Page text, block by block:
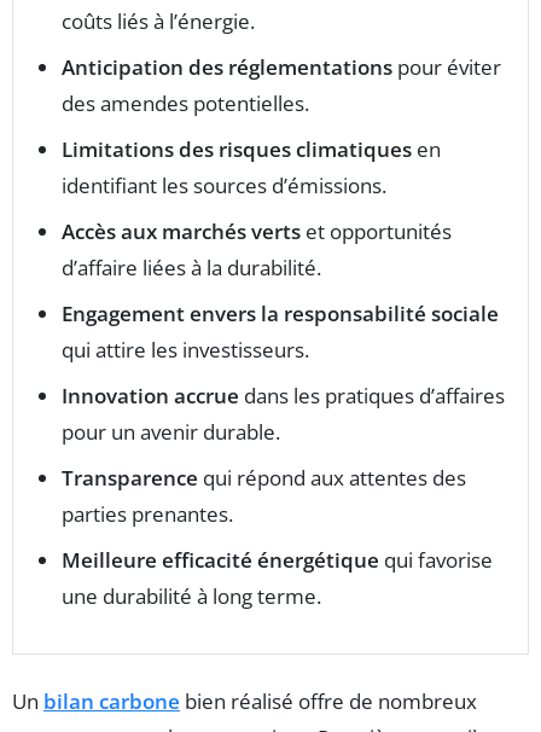
coûts liés à l’énergie.
Anticipation des réglementations pour éviter
des amendes potentielles.
Limitations des risques climatiques en
identifiant les sources d’émissions.
Accès aux marchés verts et opportunités
d’affaire liées à la durabilité.
Engagement envers la responsabilité sociale
qui attire les investisseurs.
Innovation accrue dans les pratiques d’affaires
pour un avenir durable.
Transparence qui répond aux attentes des
parties prenantes.
Meilleure efficacité énergétique qui favorise
une durabilité à long terme.
Un bilan carbone bien réalisé offre de nombreux